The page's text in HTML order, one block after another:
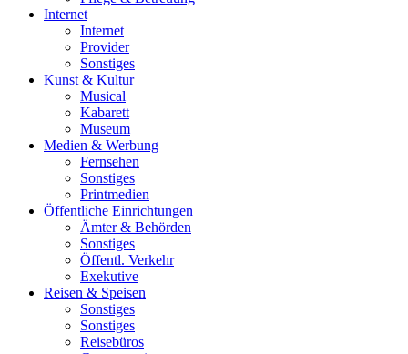
Internet
Internet
Provider
Sonstiges
Kunst & Kultur
Musical
Kabarett
Museum
Medien & Werbung
Fernsehen
Sonstiges
Printmedien
Öffentliche Einrichtungen
Ämter & Behörden
Sonstiges
Öffentl. Verkehr
Exekutive
Reisen & Speisen
Sonstiges
Sonstiges
Reisebüros